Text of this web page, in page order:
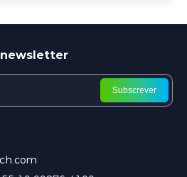
newsletter
Subscrever